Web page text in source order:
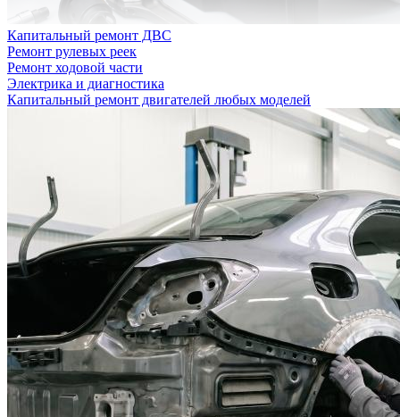
Капитальный ремонт ДВС
Ремонт рулевых реек
Ремонт ходовой части
Электрика и диагностика
Капитальный ремонт двигателей любых моделей